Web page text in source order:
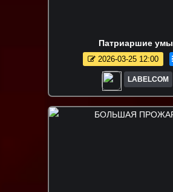
Патриаршие умы
2026-03-25 12:00
LABELCOM